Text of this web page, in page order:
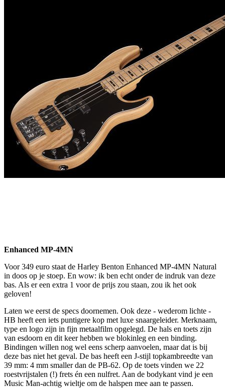
Enhanced MP-4MN
Voor 349 euro staat de Harley Benton Enhanced MP-4MN Natural
in doos op je stoep. En wow: ik ben echt onder de indruk van deze
bas. Als er een extra 1 voor de prijs zou staan, zou ik het ook
geloven!
Laten we eerst de specs doornemen. Ook deze - wederom lichte -
HB heeft een iets puntigere kop met luxe snaargeleider. Merknaam,
type en logo zijn in fijn metaalfilm opgelegd. De hals en toets zijn
van esdoorn en dit keer hebben we blokinleg en een binding.
Bindingen willen nog wel eens scherp aanvoelen, maar dat is bij
deze bas niet het geval. De bas heeft een J-stijl topkambreedte van
39 mm: 4 mm smaller dan de PB-62. Op de toets vinden we 22
roestvrijstalen (!) frets én een nulfret. Aan de bodykant vind je een
Music Man-achtig wieltje om de halspen mee aan te passen.